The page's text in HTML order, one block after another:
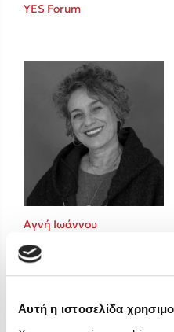
Αυτή η ιστοσελίδα
Sebastian Fitzek
Κατρίνα Τσάνταλη
Lucinda Riley
Mimi Matthews
Benzamin Bécue
Rebecca Yarros
Teo Benedetti
Τζένη Κουτσοδημητροπούλου
Ali Hazelwood
Cori Doerrfeld
Pierdomenico Baccalario
Δανάη Ιμπραχήμ
YES Forum
Αγνή Ιωάννου